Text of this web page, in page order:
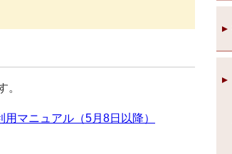
。
マニュアル（5月8日以降）